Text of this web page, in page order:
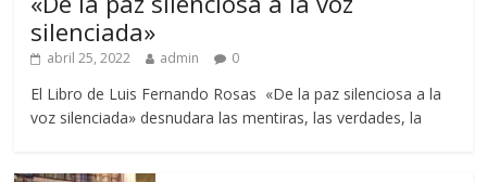
silenciada»
abril 25, 2022 admin 0
El Libro de Luis Fernando Rosas «De la paz silenciosa a la
voz silenciada» desnudara las mentiras, las verdades, la